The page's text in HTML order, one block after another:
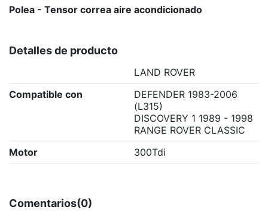
Polea - Tensor correa aire acondicionado
Detalles de producto
LAND ROVER
Compatible con
DEFENDER 1983-2006
(L315)
DISCOVERY 1 1989 - 1998
RANGE ROVER CLASSIC
Motor
300Tdi
Comentarios(0)